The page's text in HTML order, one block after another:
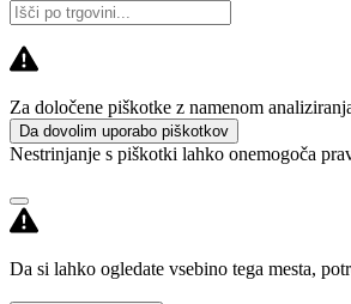
Za določene piškotke z namenom
Da dovolim uporabo piškotkov
Nestrinjanje s piškotki lahko onemogoča
Da si lahko ogledate vsebino tega mesta,